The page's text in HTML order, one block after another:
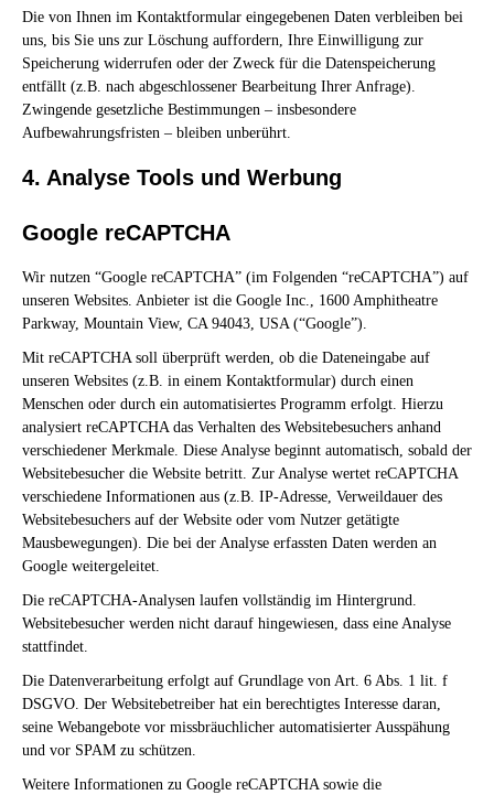
Die von Ihnen im Kontaktformular eingegebenen Daten verbleiben bei
uns, bis Sie uns zur Löschung auffordern, Ihre Einwilligung zur
Speicherung widerrufen oder der Zweck für die Datenspeicherung
entfällt (z.B. nach abgeschlossener Bearbeitung Ihrer Anfrage).
Zwingende gesetzliche Bestimmungen – insbesondere
Aufbewahrungsfristen – bleiben unberührt.
4. Analyse Tools und Werbung
Google reCAPTCHA
Wir nutzen “Google reCAPTCHA” (im Folgenden “reCAPTCHA”) auf
unseren Websites. Anbieter ist die Google Inc., 1600 Amphitheatre
Parkway, Mountain View, CA 94043, USA (“Google”).
Mit reCAPTCHA soll überprüft werden, ob die Dateneingabe auf
unseren Websites (z.B. in einem Kontaktformular) durch einen
Menschen oder durch ein automatisiertes Programm erfolgt. Hierzu
analysiert reCAPTCHA das Verhalten des Websitebesuchers anhand
verschiedener Merkmale. Diese Analyse beginnt automatisch, sobald der
Websitebesucher die Website betritt. Zur Analyse wertet reCAPTCHA
verschiedene Informationen aus (z.B. IP-Adresse, Verweildauer des
Websitebesuchers auf der Website oder vom Nutzer getätigte
Mausbewegungen). Die bei der Analyse erfassten Daten werden an
Google weitergeleitet.
Die reCAPTCHA-Analysen laufen vollständig im Hintergrund.
Websitebesucher werden nicht darauf hingewiesen, dass eine Analyse
stattfindet.
Die Datenverarbeitung erfolgt auf Grundlage von Art. 6 Abs. 1 lit. f
DSGVO. Der Websitebetreiber hat ein berechtigtes Interesse daran,
seine Webangebote vor missbräuchlicher automatisierter Ausspähung
und vor SPAM zu schützen.
Weitere Informationen zu Google reCAPTCHA sowie die